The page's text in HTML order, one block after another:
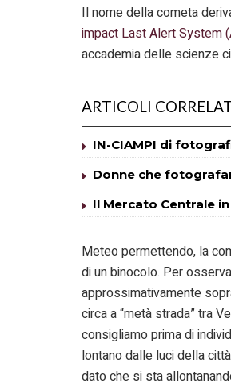
Il nome della cometa
impact Last Alert System
accademia delle scienze
ARTICOLI
IN-CIAMPI di
Donne che
Il Mercato Centrale
Meteo permettendo, la
di un binocolo. Per
approssimativamente
circa a “metà strada” tra
consigliamo prima di
lontano dalle luci della
dato che si sta